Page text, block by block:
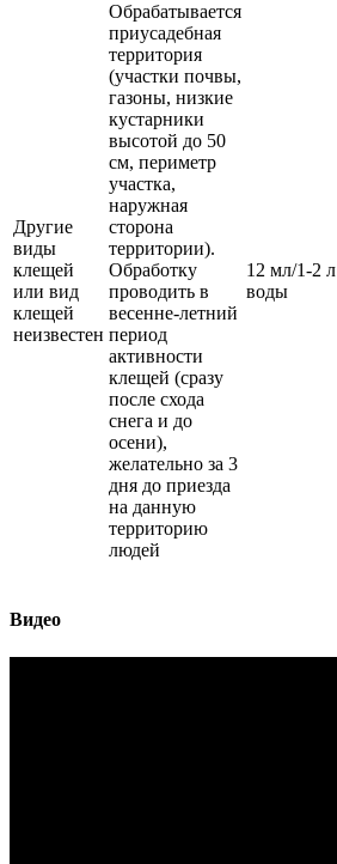
Другие
виды
клещей
или вид
клещей
неизвестен
Обрабатывается
приусадебная
территория
(участки почвы,
газоны, низкие
кустарники
высотой до 50
см, периметр
участка,
наружная
сторона
территории).
Обработку
проводить в
весенне-летний
период
активности
клещей (сразу
после схода
снега и до
осени),
желательно за 3
дня до приезда
на данную
территорию
людей
12 мл/1-2 л
воды
Видео